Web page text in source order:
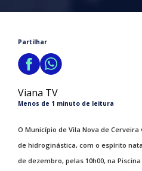
Partilhar
Viana TV
Menos de 1 minuto de leitura
O Município de Vila Nova de
de hidroginástica, com o espírito
de dezembro, pelas 10h00, na